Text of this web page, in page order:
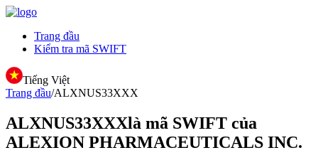
Trang đầu
Kiểm tra mã SWIFT
Tiếng Việt
Trang đầu/ALXNUS33XXX
ALXNUS33XXXlà mã SWIFT của
ALEXION PHARMACEUTICALS INC.